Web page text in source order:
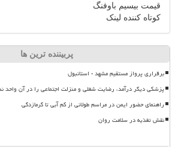
قیمت بیسیم باوفنگ
کوتاه کننده لینک
پربیننده ترین ها
برقراری پرواز مستقیم مشهد - استانبول
پزشکی دیگر درآمد، رضایت شغلی و منزلت اجتماعی را در آن واحد
راهنمای حضور ایمن در مراسم طولانی از کم آبی تا گرمازدگی
نقش تغذیه در سلامت روان